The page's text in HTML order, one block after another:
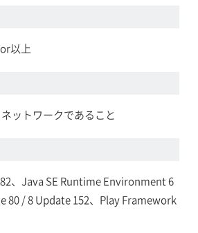
以上
ットワークであること
、Java SE Runtime Environment 6
80 / 8 Update 152、Play Framework